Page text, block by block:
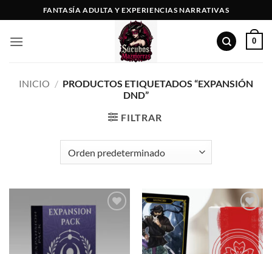
al
contenido
FANTASÍA ADULTA Y EXPERIENCIAS NARRATIVAS
0
INICIO / PRODUCTOS ETIQUETADOS “EXPANSIÓN
DND”
FILTRAR
Añadir
a la
lista de
deseos